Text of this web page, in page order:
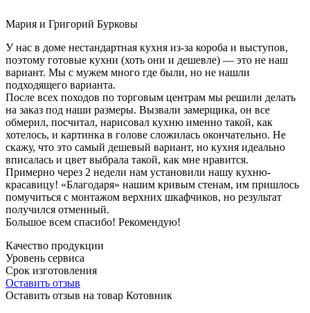
Мария и Григорий Бурковы
У нас в доме нестандартная кухня из-за короба и выступов,
поэтому готовые кухни (хоть они и дешевле) — это не наш
вариант. Мы с мужем много где были, но не нашли
подходящего варианта.
После всех походов по торговым центрам мы решили делать
на заказ под наши размеры. Вызвали замерщика, он все
обмерил, посчитал, нарисовал кухню именно такой, как
хотелось, и картинка в голове сложилась окончательно. Не
скажу, что это самый дешевый вариант, но кухня идеально
вписалась и цвет выбрала такой, как мне нравится.
Примерно через 2 недели нам установили нашу кухню-
красавицу! «Благодаря» нашим кривым стенам, им пришлось
помучиться с монтажом верхних шкафчиков, но результат
получился отменный.
Большое всем спасибо! Рекомендую!
Качество продукции
Уровень сервиса
Срок изготовления
Оставить отзыв
Оставить отзыв на товар Котовник